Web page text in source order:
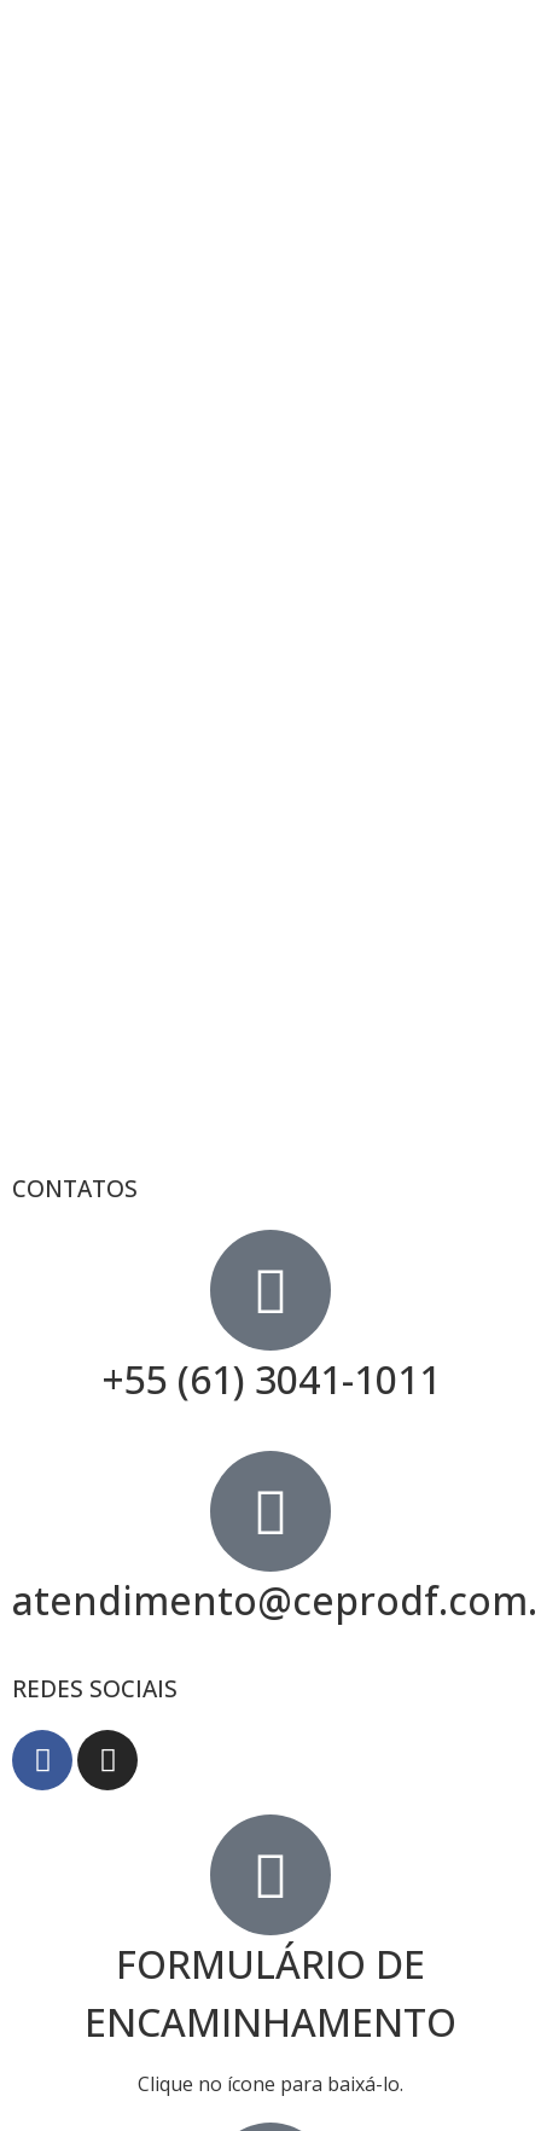
CONTATOS
+55 (61) 3041-1011
REDES SOCIAIS
FORMULÁRIO DE
ENCAMINHAMENTO
Clique no ícone para baixá-lo.